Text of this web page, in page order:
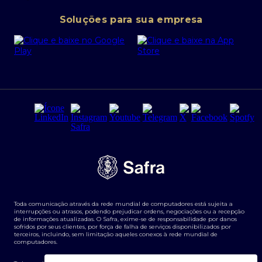
Portal da Privacidade
PRSAC
Regras e Parâmetros de Atuação Banco Safra
Segurança da Informação
Tarifas e serviços Pessoa Física
Transparência de remuneração
Termos e Condições para Portabilidade de Investimento
Cartão Safra Empresas
Empréstimo e financiamentos PJ
Derivativos
Agronegócios
Soluções para sua empresa
Toda comunicação através da rede mundial de computadores está sujeita a
interrupções ou atrasos, podendo prejudicar ordens, negociações ou a recepção
de informações atualizadas. O Safra, exime-se de responsabilidade por danos
sofridos por seus clientes, por força de falha de serviços disponibilizados por
terceiros, incluindo, sem limitação aqueles conexos à rede mundial de
computadores.